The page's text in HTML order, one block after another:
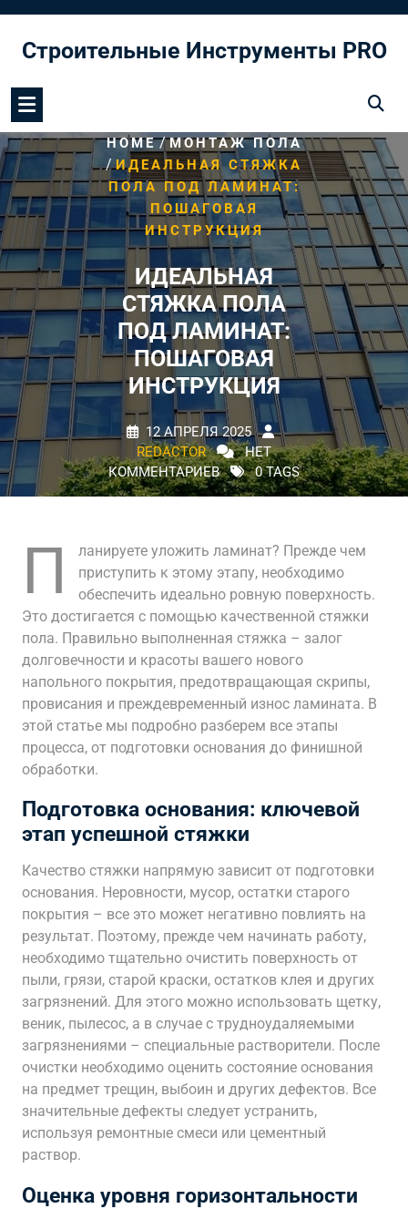
содержимому
Строительные Инструменты PRO
HOME/МОНТАЖ ПОЛА
/ИДЕАЛЬНАЯ СТЯЖКА
ПОЛА ПОД ЛАМИНАТ:
ПОШАГОВАЯ
ИНСТРУКЦИЯ
ИДЕАЛЬНАЯ
СТЯЖКА ПОЛА
ПОД ЛАМИНАТ:
ПОШАГОВАЯ
ИНСТРУКЦИЯ
12 АПРЕЛЯ 2025
REDACTOR
НЕТ
КОММЕНТАРИЕВ
0 TAGS
П
ланируете уложить ламинат? Прежде чем
приступить к этому этапу, необходимо
обеспечить идеально ровную поверхность.
Это достигается с помощью качественной стяжки
пола. Правильно выполненная стяжка – залог
долговечности и красоты вашего нового
напольного покрытия, предотвращающая скрипы,
провисания и преждевременный износ ламината. В
этой статье мы подробно разберем все этапы
процесса, от подготовки основания до финишной
обработки.
Подготовка основания: ключевой
этап успешной стяжки
Качество стяжки напрямую зависит от подготовки
основания. Неровности, мусор, остатки старого
покрытия – все это может негативно повлиять на
результат. Поэтому, прежде чем начинать работу,
необходимо тщательно очистить поверхность от
пыли, грязи, старой краски, остатков клея и других
загрязнений. Для этого можно использовать щетку,
веник, пылесос, а в случае с трудноудаляемыми
загрязнениями – специальные растворители. После
очистки необходимо оценить состояние основания
на предмет трещин, выбоин и других дефектов. Все
значительные дефекты следует устранить,
используя ремонтные смеси или цементный
раствор.
Оценка уровня горизонтальности